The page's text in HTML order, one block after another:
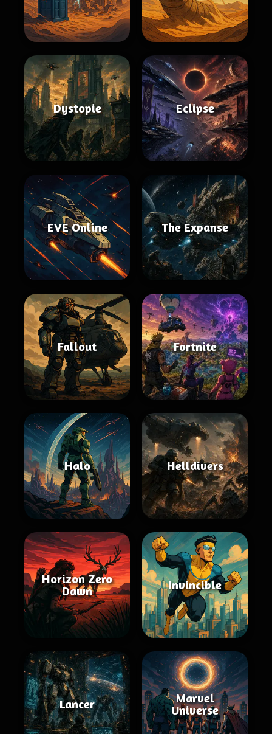
Dystopie Eclipse
EVE Online The Expanse
Fallout Fortnite
Halo Helldivers
Horizon Zero
Dawn
Invincible
Lancer
Marvel
Universe